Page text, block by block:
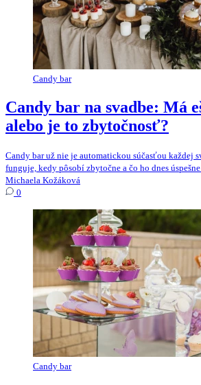
Candy bar
Candy bar na svadbe: Má
alebo je to zbytočnosť?
Candy bar už nie je automatickou súčasťou každej
funguje, kedy pôsobí zbytočne a čo ho dnes
Michaela Kožáková
0
Candy bar